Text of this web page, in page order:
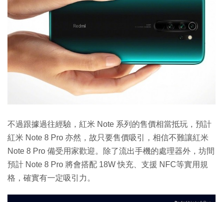
不過跟據過往經驗，紅米 Note 系列的售價相當抵玩，預計
紅米 Note 8 Pro 亦然，故只要售價吸引，相信不難讓紅米
Note 8 Pro 備受用家歡迎。除了流出手機的處理器外，坊間
預計 Note 8 Pro 將會搭配 18W 快充、支援 NFC等實用規
格，確實有一定吸引力。